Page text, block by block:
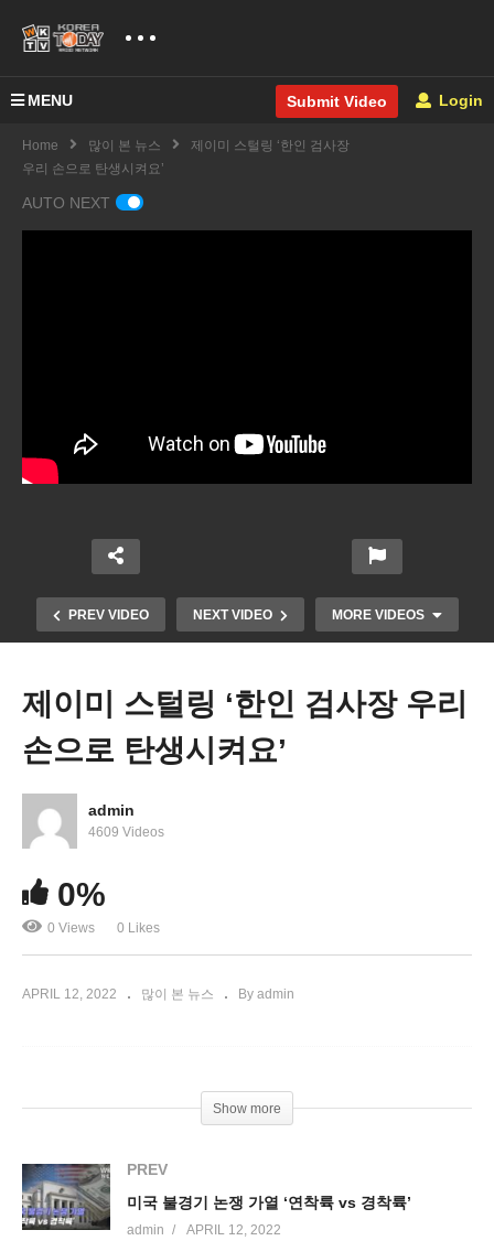
MENU Submit Video Login
Home 많이 본 뉴스
제이미 스털링 ‘한인 검사장
우리 손으로 탄생시켜요’
AUTO NEXT
PREV VIDEO NEXT VIDEO MORE VIDEOS
미국 30개주 코로나 감염 급증 ‘다시 마스크 쓴다’
제이미 스털링 ‘한인 검사장 우리
손으로 탄생시켜요’
admin
4609 Videos
0%
0 Views 0 Likes
APRIL 12, 2022 많이 본 뉴스 By admin
Show more
PREV
미국 불경기 논쟁 가열 ‘연착륙 vs 경착륙’
admin APRIL 12, 2022